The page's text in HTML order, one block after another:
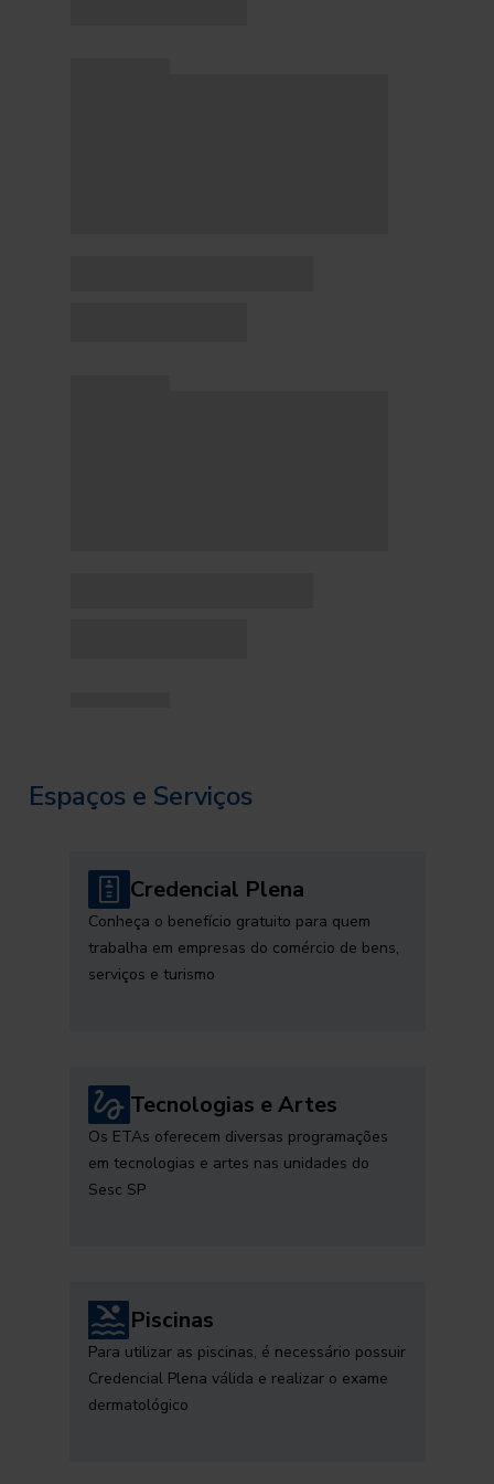
Espaços e Serviços
Credencial Plena
Conheça o benefício gratuito para quem
trabalha em empresas do comércio de bens,
serviços e turismo
Tecnologias e Artes
Os ETAs oferecem diversas programações
em tecnologias e artes nas unidades do
Sesc SP
Piscinas
Para utilizar as piscinas, é necessário possuir
Credencial Plena válida e realizar o exame
dermatológico